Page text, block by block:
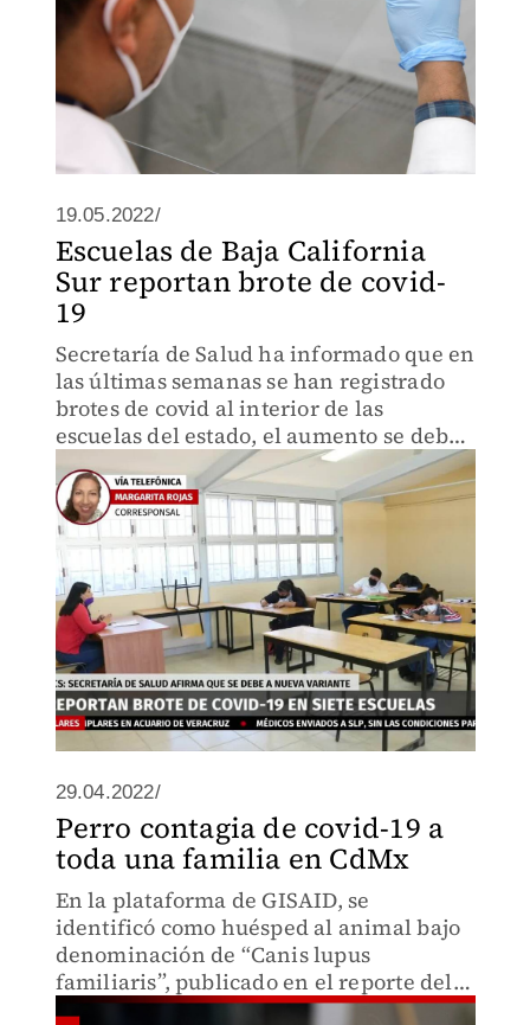
19.05.2022/
Escuelas de Baja California
Sur reportan brote de covid-
19
Secretaría de Salud ha informado que en
las últimas semanas se han registrado
brotes de covid al interior de las
escuelas del estado, el aumento se debe
a la variante BA2 de Ómicron.
29.04.2022/
Perro contagia de covid-19 a
toda una familia en CdMx
En la plataforma de GISAID, se
identificó como huésped al animal bajo
denominación de “Canis lupus
familiaris”, publicado en el reporte del
27 de abril de 2022.